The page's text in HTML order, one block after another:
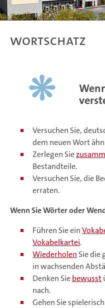
Wortschatz
Versuchen Sie,
dem neuen Wort
Zerlegen Sie
Bestandteile.
Versuchen Sie, die
erraten.
Wenn Sie Wörter oder
Führen Sie ein
Vokabelkartei.
Wiederholen Sie die
in wachsenden
Denken Siebewusst
nach.
Gehen Sie